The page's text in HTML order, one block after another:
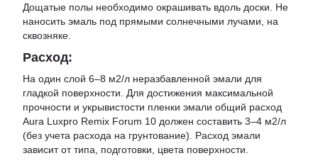
Дощатые полы необходимо окрашивать вдоль доски. Не
наносить эмаль под прямыми солнечными лучами, на
сквозняке.
Расход:
На один слой 6–8 м2/л неразбавленной эмали для
гладкой поверхности. Для достижения максимальной
прочности и укрывистости пленки эмали общий расход
Aura Luxpro Remix Forum 10 должен составить 3–4 м2/л
(без учета расхода на грунтование). Расход эмали
зависит от типа, подготовки, цвета поверхности.